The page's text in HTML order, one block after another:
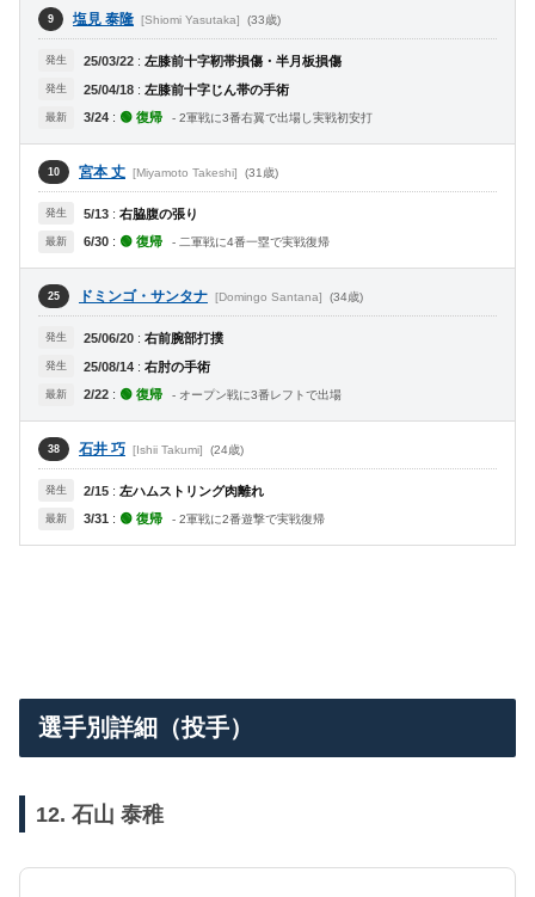
9 塩見 泰隆 [Shiomi Yasutaka] (33歳)
発生 25/03/22 : 左膝前十字靭帯損傷・半月板損傷
発生 25/04/18 : 左膝前十字じん帯の手術
最新 3/24 : 🟢 復帰 - 2軍戦に3番右翼で出場し実戦初安打
10 宮本 丈 [Miyamoto Takeshi] (31歳)
発生 5/13 : 右脇腹の張り
最新 6/30 : 🟢 復帰 - 二軍戦に4番一塁で実戦復帰
25 ドミンゴ・サンタナ [Domingo Santana] (34歳)
発生 25/06/20 : 右前腕部打撲
発生 25/08/14 : 右肘の手術
最新 2/22 : 🟢 復帰 - オープン戦に3番レフトで出場
38 石井 巧 [Ishii Takumi] (24歳)
発生 2/15 : 左ハムストリング肉離れ
最新 3/31 : 🟢 復帰 - 2軍戦に2番遊撃で実戦復帰
選手別詳細（投手）
12. 石山 泰稚